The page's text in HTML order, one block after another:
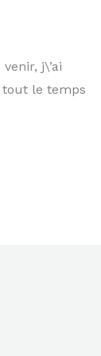
j\’ai
tout le temps